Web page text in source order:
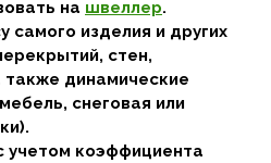
на швеллер.
самого изделия и других
стен,
также динамические
снеговая или
учетом коэффициента